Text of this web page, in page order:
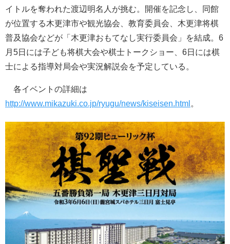
イトルを奪われた渡辺明名人が挑む。開催を記念し、同館
が位置する木更津市や観光協会、教育委員会、木更津将棋
普及協会などが「木更津おもてなし実行委員会」を結成。6
月5日には子ども将棋大会や棋士トークショー、6日には棋
士による指導対局会や実況解説会を予定している。
各イベントの詳細は
http://www.mikazuki.co.jp/ryugu/news/kiseisen.html 。